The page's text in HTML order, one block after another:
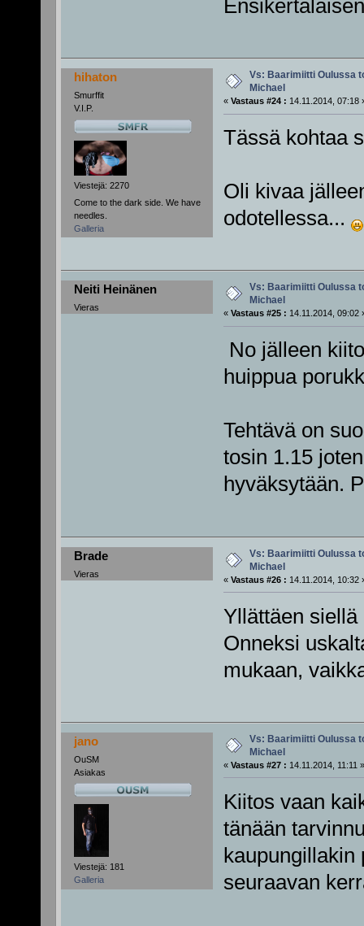
hihaton
Smurffit
V.I.P.
Viestejä: 2270
Come to the dark side. We have
needles.
Galleria
Vs: Baarimiitti Oulussa
Michael
« Vastaus #24 : 14.11.2014, 07:18
Tässä kohtaa
Oli kivaa
odotellessa...
Neiti Heinänen
Vieras
Vs: Baarimiitti Oulussa
Michael
« Vastaus #25 : 14.11.2014, 09:02
No jälleen
huippua
Tehtävä on
tosin 1.15
hyväksytään.
Brade
Vieras
Vs: Baarimiitti Oulussa
Michael
« Vastaus #26 : 14.11.2014, 10:32
Yllättäen
Onneksi
mukaan,
jano
OuSM
Asiakas
Viestejä: 181
Galleria
Vs: Baarimiitti Oulussa
Michael
« Vastaus #27 : 14.11.2014, 11:11 »
Kiitos vaan
tänään
kaupungillakin
seuraavan